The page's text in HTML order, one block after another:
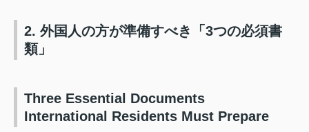
2. 外国人の方が準備すべき「3つの必須書
類」
Three Essential Documents
International Residents Must Prepare